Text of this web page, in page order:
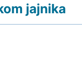
jajnika